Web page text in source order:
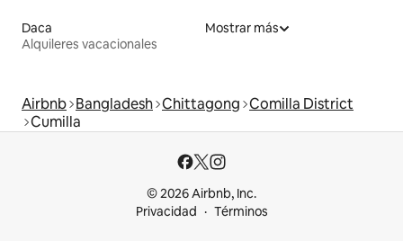
Daca
Alquileres vacacionales
Mostrar más
Airbnb Bangladesh Chittagong Comilla District
Cumilla
© 2026 Airbnb, Inc.
Privacidad
Términos